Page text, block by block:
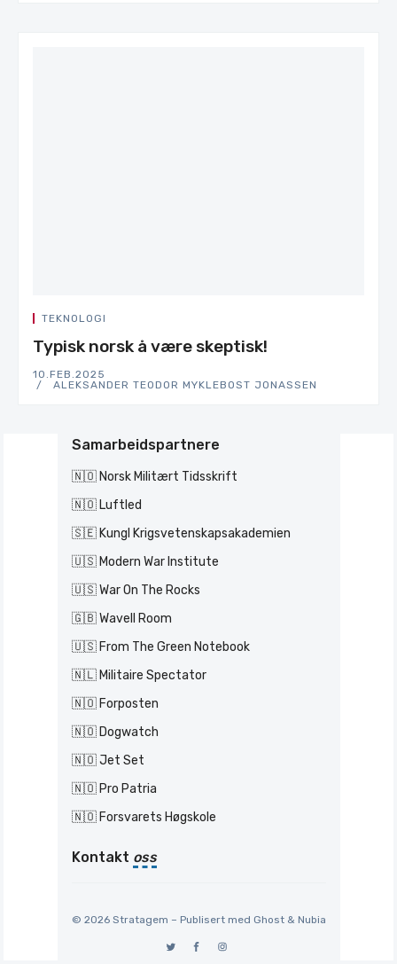
TEKNOLOGI
Typisk norsk å være skeptisk!
10.FEB.2025
ALEKSANDER TEODOR MYKLEBOST JONASSEN
Samarbeidspartnere
🇳🇴 Norsk Militært Tidsskrift
🇳🇴 Luftled
🇸🇪 Kungl Krigsvetenskapsakademien
🇺🇸 Modern War Institute
🇺🇸 War On The Rocks
🇬🇧 Wavell Room
🇺🇸 From The Green Notebook
🇳🇱 Militaire Spectator
🇳🇴 Forposten
🇳🇴 Dogwatch
🇳🇴 Jet Set
🇳🇴 Pro Patria
🇳🇴 Forsvarets Høgskole
Kontakt oss
© 2026 Stratagem – Publisert med Ghost& Nubia